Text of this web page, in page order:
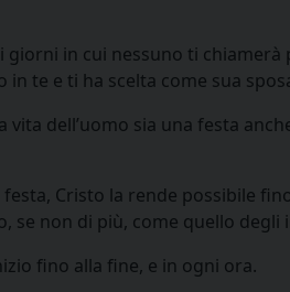
giorni in cui nessuno ti chiamerà
te e ti ha scelta come sua
dell’uomo sia una festa
Cristo la rende possibile
se non di più, come quello degli
fino alla fine, e in ogni ora.